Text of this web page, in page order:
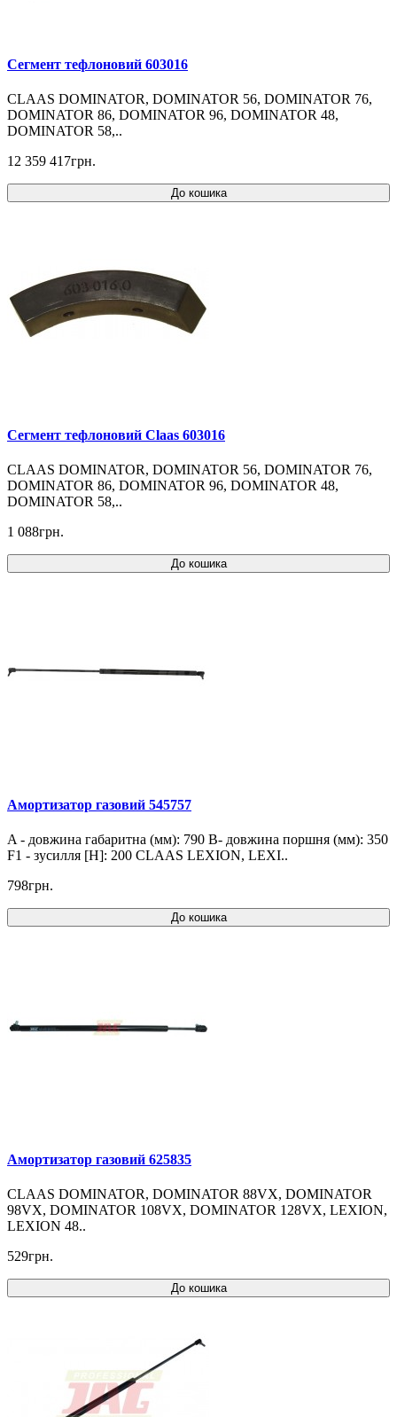
Cегмент тефлоновий 603016
CLAAS DOMINATOR, DOMINATOR 56, DOMINATOR 76,
DOMINATOR 86, DOMINATOR 96, DOMINATOR 48,
DOMINATOR 58,..
12 359 417грн.
До кошика
Cегмент тефлоновий Claas 603016
CLAAS DOMINATOR, DOMINATOR 56, DOMINATOR 76,
DOMINATOR 86, DOMINATOR 96, DOMINATOR 48,
DOMINATOR 58,..
1 088грн.
До кошика
Амортизатор газовий 545757
A - довжина габаритна (мм): 790 B- довжина поршня (мм): 350
F1 - зусилля [Н]: 200 CLAAS LEXION, LEXI..
798грн.
До кошика
Амортизатор газовий 625835
CLAAS DOMINATOR, DOMINATOR 88VX, DOMINATOR
98VX, DOMINATOR 108VX, DOMINATOR 128VX, LEXION,
LEXION 48..
529грн.
До кошика